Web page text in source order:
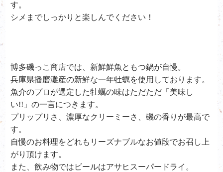
す。
シメまでしっかりと楽しんでください！
博多磯っこ商店では、新鮮鮮魚ともつ鍋が自慢。
兵庫県播磨灘産の新鮮な一年牡蠣を使用しております。
魚介のプロが選定した牡蠣の味はただただ「美味し
い!!」の一言につきます。
プリップリさ、濃厚なクリーミーさ、磯の香りが最高で
す。
自慢のお料理をどれもリーズナブルなお値段でお召し上
がり頂けます。
また、飲み物ではビールはアサヒスーパードライ。